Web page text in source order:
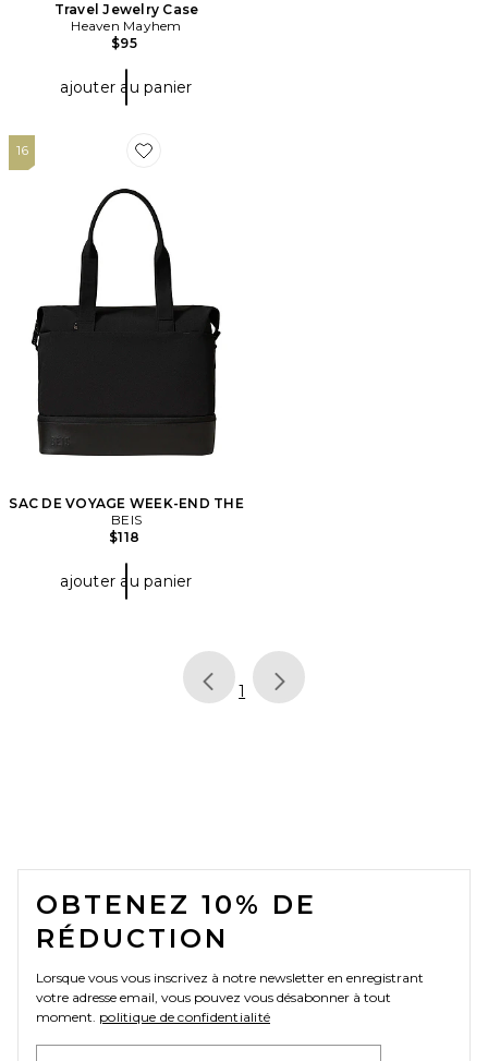
Travel Jewelry Case
Heaven Mayhem
$95
ajouter au panier
16
Favorite SAC DE VOYAGE WEEK-END THE
SAC DE VOYAGE WEEK-END THE
BEIS
$118
ajouter au panier
page
1 of 1, currently selected
FOOTER
OBTENEZ 10% DE
RÉDUCTION
Lorsque vous vous inscrivez à notre newsletter en enregistrant
votre adresse email, vous pouvez vous désabonner à tout
moment. politique de confidentialité